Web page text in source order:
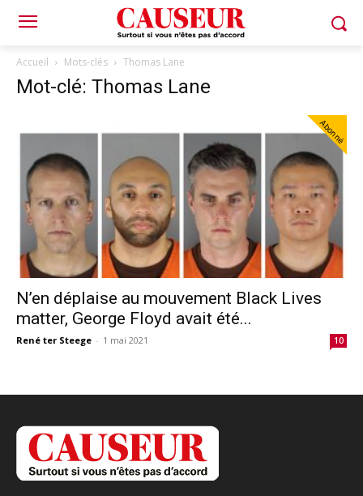
Accueil Mots-clés Thomas Lane
Mot-clé: Thomas Lane
Abonné
N’en déplaise au mouvement Black Lives
matter, George Floyd avait été...
René ter Steege - 1 mai 2021 10